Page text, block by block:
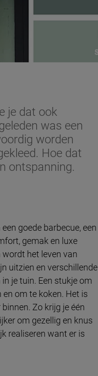
je dat ook
was een
worden
Hoe dat
ontspanning.
goede barbecue, een
gemak en luxe
het leven van
uitzien en verschillende
je tuin. Een stukje om
om te koken. Het is
Zo krijg je één
om gezellig en knus
realiseren want er is